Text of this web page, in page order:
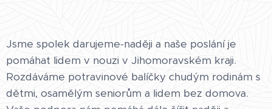
Jsme spolek darujeme-naději a naše poslání je
pomáhat lidem v nouzi v Jihomoravském kraji.
Rozdáváme potravinové balíčky chudým rodinám s
dětmi, osamělým seniorům a lidem bez domova.